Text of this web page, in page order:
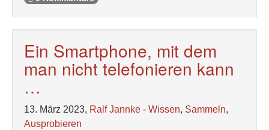
Ein Smartphone, mit dem
man nicht telefonieren kann
…
13. März 2023, Ralf Jannke - Wissen, Sammeln,
Ausprobieren